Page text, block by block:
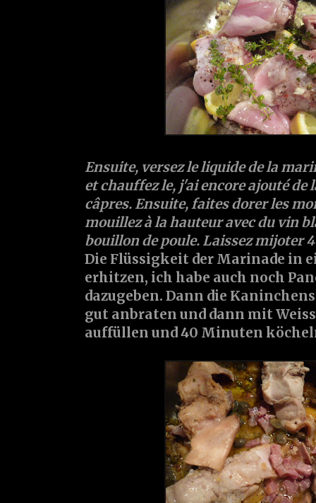
Ensuite, versez le liquide de la
et chauffez le, j'ai encore ajouté de
câpres. Ensuite, faites dorer les
mouillez à la hauteur avec du vin
bouillon de poule. Laissez mijoter
Die Flüssigkeit der Marinade in
erhitzen, ich habe auch noch
dazugeben. Dann die
gut anbraten und dann mit
auffüllen und 40 Minuten